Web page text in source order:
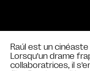
Raúl est un
Lorsqu’un drame
collaboratrices, il